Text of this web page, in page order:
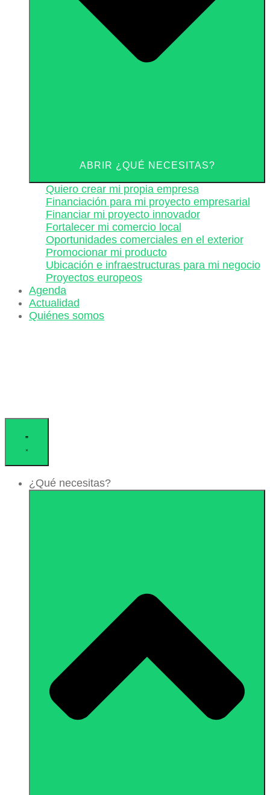
ABRIR ¿QUÉ NECESITAS?
Quiero crear mi propia empresa
Financiación para mi proyecto empresarial
Financiar mi proyecto innovador
Fortalecer mi comercio local
Oportunidades comerciales en el exterior
Promocionar mi producto
Ubicación e infraestructuras para mi negocio
Proyectos europeos
Agenda
Actualidad
Quiénes somos
¿Qué necesitas?